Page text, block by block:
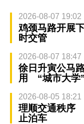
2026-08-07 19:02
鸡颈马路开展
时交管
2026-08-07 18:47
徐日升寅公马
用 “城市大学
2026-08-05 18:21
理顺交通秩序
止泊车